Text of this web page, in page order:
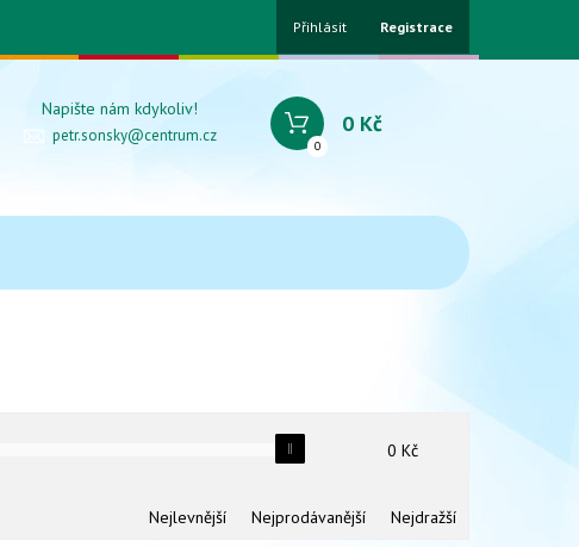
Přihlásit Registrace
Napište nám kdykoliv!
petr.sonsky@centrum.cz
0
0 Kč
0 Kč
Nejlevnější Nejprodávanější Nejdražší